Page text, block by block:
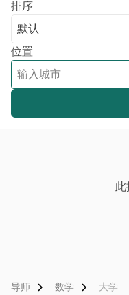
排序
默认
位置
此
导师 数学 大学